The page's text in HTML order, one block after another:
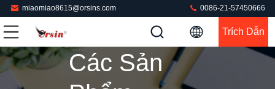
miaomiao8615@orsins.com 0086-21-57450666
Trích Dẫn
Các Sản